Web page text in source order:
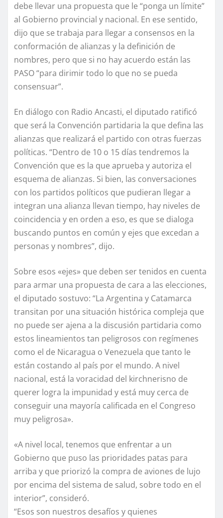
debe llevar una propuesta que le “ponga un límite”
al Gobierno provincial y nacional. En ese sentido,
dijo que se trabaja para llegar a consensos en la
conformación de alianzas y la definición de
nombres, pero que si no hay acuerdo están las
PASO “para dirimir todo lo que no se pueda
consensuar”.
En diálogo con Radio Ancasti, el diputado ratificó
que será la Convención partidaria la que defina las
alianzas que realizará el partido con otras fuerzas
políticas. “Dentro de 10 o 15 días tendremos la
Convención que es la que aprueba y autoriza el
esquema de alianzas. Si bien, las conversaciones
con los partidos políticos que pudieran llegar a
integran una alianza llevan tiempo, hay niveles de
coincidencia y en orden a eso, es que se dialoga
buscando puntos en común y ejes que excedan a
personas y nombres”, dijo.
Sobre esos «ejes» que deben ser tenidos en cuenta
para armar una propuesta de cara a las elecciones,
el diputado sostuvo: “La Argentina y Catamarca
transitan por una situación histórica compleja que
no puede ser ajena a la discusión partidaria como
estos lineamientos tan peligrosos con regímenes
como el de Nicaragua o Venezuela que tanto le
están costando al país por el mundo. A nivel
nacional, está la voracidad del kirchnerisno de
querer logra la impunidad y está muy cerca de
conseguir una mayoría calificada en el Congreso
muy peligrosa».
«A nivel local, tenemos que enfrentar a un
Gobierno que puso las prioridades patas para
arriba y que priorizó la compra de aviones de lujo
por encima del sistema de salud, sobre todo en el
interior”, consideró.
“Esos son nuestros desafíos y quienes